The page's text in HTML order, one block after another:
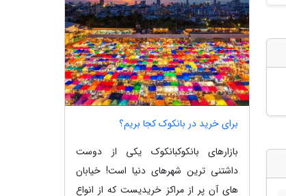
برای خرید در بانکوک کجا بریم؟
بازارهای بانکوکبانکوک یکی از دوست
داشتنی ترین شهرهای دنیا است! خیابان
های آن پر از مراکز خریدیست که از انواع